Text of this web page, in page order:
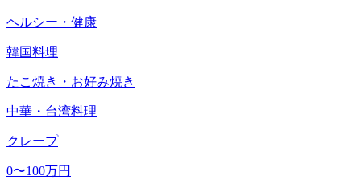
ヘルシー・健康
韓国料理
たこ焼き・お好み焼き
中華・台湾料理
クレープ
0〜100万円